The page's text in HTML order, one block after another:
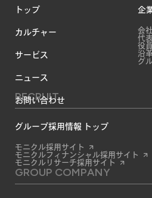
トップ
カルチャー
サービス
ニュース
お問い合わせ
企
会
代
役
沿革
グ
RECRUIT
グループ採用情報 トップ
モニクル採用サイト
モニクルフィナンシャル採用サイト
モニクルリサーチ採用サイト
GROUP COMPANY